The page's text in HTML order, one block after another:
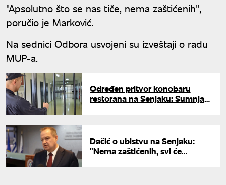
"Apsolutno što se nas tiče, nema zaštićenih",
poručio je Marković.
Na sednici Odbora usvojeni su izveštaji o radu
MUP-a.
Određen pritvor konobaru
restorana na Senjaku: Sumnja
Dačić o ubistvu na Senjaku:
"Nema zaštićenih, svi će